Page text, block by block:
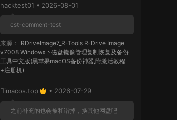
hacktest01 • 2026-08-01
cst-comment-test
来源：
RDriveImage7_R-Tools R-Drive Image
v7008 Windows下磁盘镜像管理复制恢复及备份
工具中文版(黑苹果macOS备份神器,附激活教程
+注册机)
imacos.top • 2026-07-29
之前补充的也会被和谐掉，换其他网盘吧